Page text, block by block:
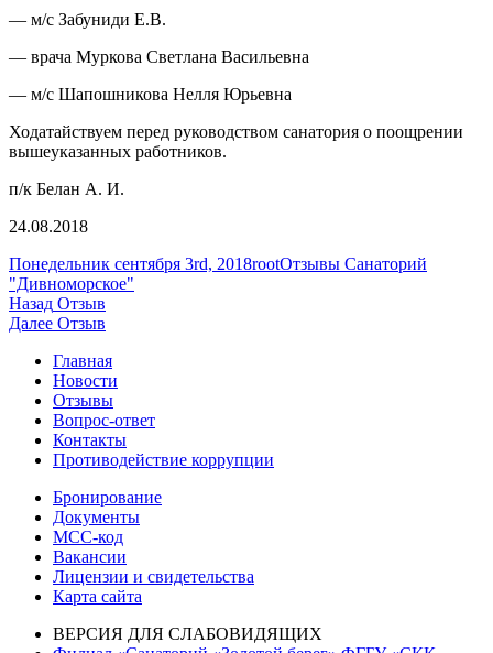
— м/с Забуниди Е.В.
— врача Муркова Светлана Васильевна
— м/с Шапошникова Нелля Юрьевна
Ходатайствуем перед руководством санатория о поощрении
вышеуказанных работников.
п/к Белан А. И.
24.08.2018
Опубликовано
Понедельник сентября 3rd, 2018Автор
rootРубрики
Отзывы Санаторий
"Дивноморское"
Навигация
по
записям
Назад Предыдущая
запись:
Отзыв
Далее Следующая
Отзыв
Главная
Новости
Отзывы
Вопрос-ответ
Контакты
Противодействие коррупции
Бронирование
Документы
МСС-код
Вакансии
Лицензии и свидетельства
Карта сайта
ВЕРСИЯ ДЛЯ СЛАБОВИДЯЩИХ